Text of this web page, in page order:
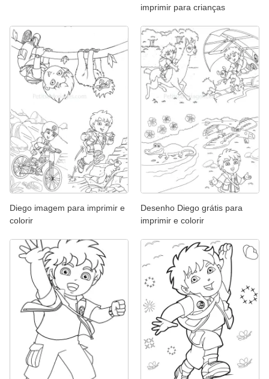
imprimir para crianças
Diego imagem para imprimir e
colorir
Desenho Diego grátis para
imprimir e colorir